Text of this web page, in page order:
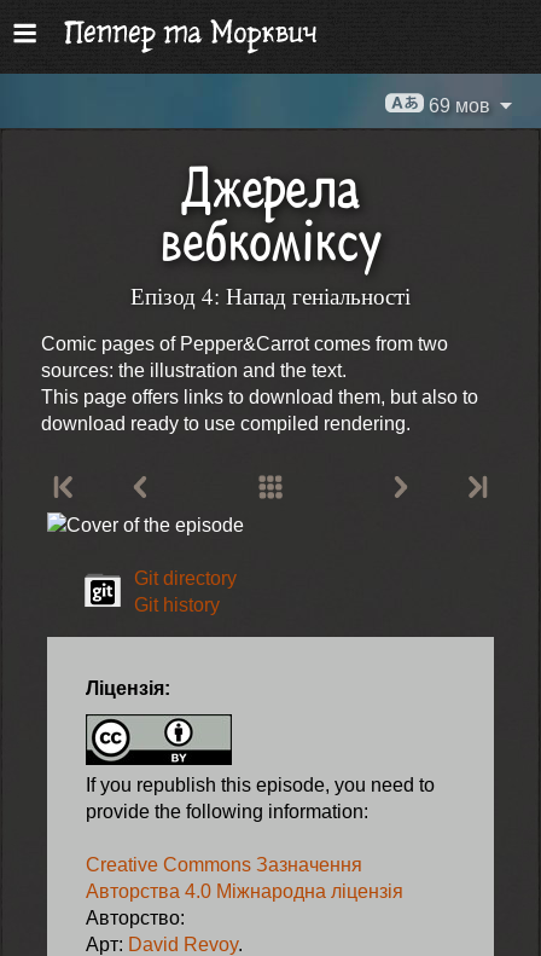
69 мов
Джерела
вебкоміксу
Епізод 4: Напад геніальності
Comic pages of Pepper&Carrot comes from two
sources: the illustration and the text.
This page offers links to download them, but also to
download ready to use compiled rendering.
Git directory
Git history
Ліцензія:
If you republish this episode, you need to
provide the following information:
Creative Commons Зазначення
Авторства 4.0 Міжнародна ліцензія
Авторство:
Арт: David Revoy.